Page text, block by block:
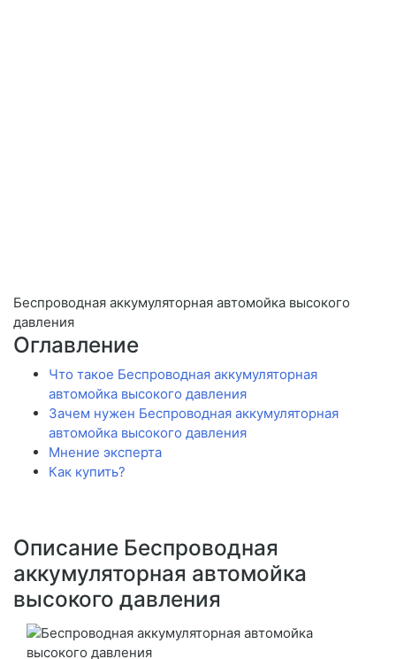
Беспроводная аккумуляторная автомойка высокого
давления
Оглавление
Что такое Беспроводная аккумуляторная
автомойка высокого давления
Зачем нужен Беспроводная аккумуляторная
автомойка высокого давления
Мнение эксперта
Как купить?
Описание Беспроводная
аккумуляторная автомойка
высокого давления